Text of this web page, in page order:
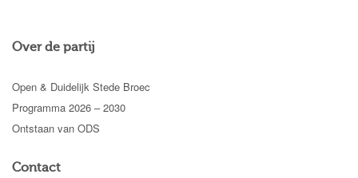
Over de partij
Open & Duidelijk Stede Broec
Programma 2026 – 2030
Ontstaan van ODS
Contact